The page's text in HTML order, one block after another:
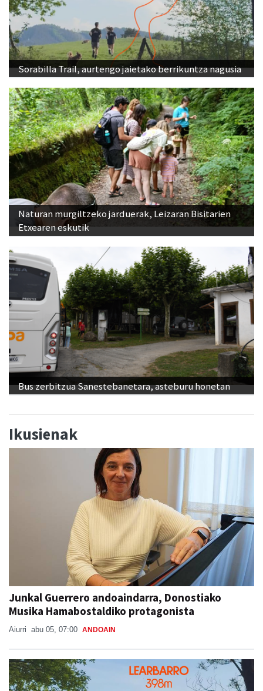
Sorabilla Trail, aurtengo jaietako berrikuntza nagusia
Naturan murgiltzeko jarduerak, Leizaran Bisitarien
Etxearen eskutik
Bus zerbitzua Sanestebanetara, asteburu honetan
Ikusienak
Junkal Guerrero andoaindarra, Donostiako
Musika Hamabostaldiko protagonista
Aiurri abu 05, 07:00 ANDOAIN